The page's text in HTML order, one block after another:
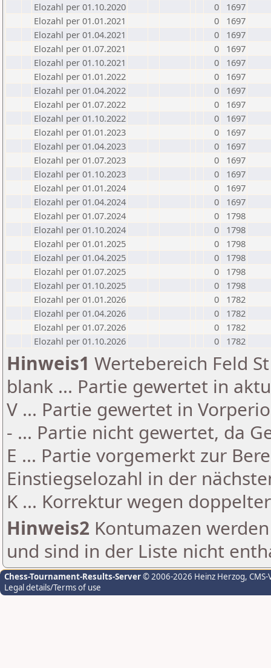
Elozahl per 01.10.2020
0
1697
Elozahl per 01.01.2021
0
1697
Elozahl per 01.04.2021
0
1697
Elozahl per 01.07.2021
0
1697
Elozahl per 01.10.2021
0
1697
Elozahl per 01.01.2022
0
1697
Elozahl per 01.04.2022
0
1697
Elozahl per 01.07.2022
0
1697
Elozahl per 01.10.2022
0
1697
Elozahl per 01.01.2023
0
1697
Elozahl per 01.04.2023
0
1697
Elozahl per 01.07.2023
0
1697
Elozahl per 01.10.2023
0
1697
Elozahl per 01.01.2024
0
1697
Elozahl per 01.04.2024
0
1697
Elozahl per 01.07.2024
0
1798
Elozahl per 01.10.2024
0
1798
Elozahl per 01.01.2025
0
1798
Elozahl per 01.04.2025
0
1798
Elozahl per 01.07.2025
0
1798
Elozahl per 01.10.2025
0
1798
Elozahl per 01.01.2026
0
1782
Elozahl per 01.04.2026
0
1782
Elozahl per 01.07.2026
0
1782
Elozahl per 01.10.2026
0 1782
Hinweis1 Wertebereich Feld
blank ... Partie gewertet in
V ... Partie gewertet in
- ... Partie nicht gewertet, da
E ... Partie vorgemerkt zur
Einstiegselozahl in der
K ... Korrektur wegen
Hinweis2 Kontumazen
und sind in der Liste nicht
Chess-Tournament-Results-Server© 2006-2026 Heinz Herzog,
Legal details/Terms of use